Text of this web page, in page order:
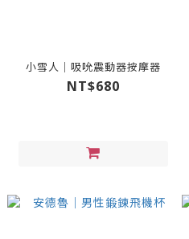
小雪人｜吸吮震動器按摩器
NT$680